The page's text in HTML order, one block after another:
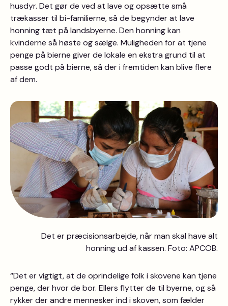
husdyr. Det gør de ved at lave og opsætte små
trækasser til bi-familierne, så de begynder at lave
honning tæt på landsbyerne. Den honning kan
kvinderne så høste og sælge. Muligheden for at tjene
penge på bierne giver de lokale en ekstra grund til at
passe godt på bierne, så der i fremtiden kan blive flere
af dem.
Det er præcisionsarbejde, når man skal have alt
honning ud af kassen. Foto: APCOB.
“Det er vigtigt, at de oprindelige folk i skovene kan tjene
penge, der hvor de bor. Ellers flytter de til byerne, og så
rykker der andre mennesker ind i skoven, som fælder